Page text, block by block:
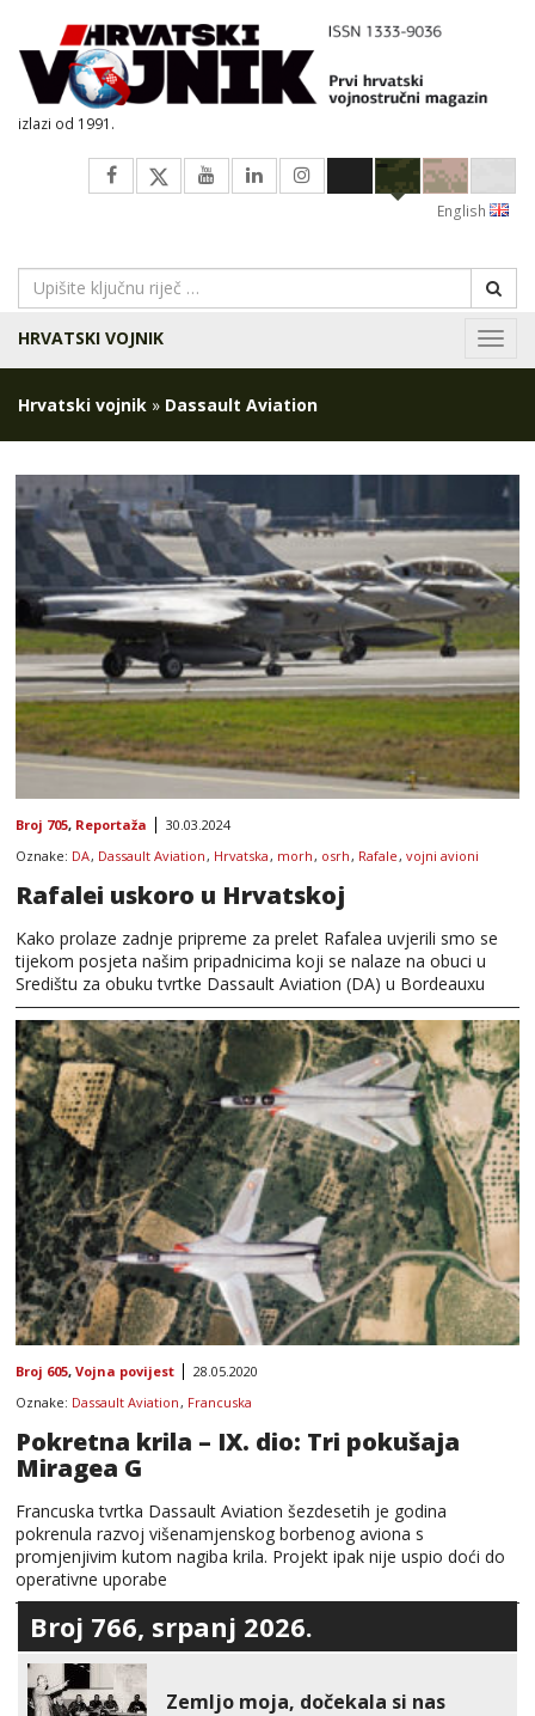
izlazi od 1991.
English
HRVATSKI VOJNIK
Hrvatski vojnik » Dassault Aviation
Broj 705, Reportaža
30.03.2024
Oznake: DA, Dassault Aviation, Hrvatska, morh, osrh, Rafale, vojni avioni
Rafalei uskoro u Hrvatskoj
Kako prolaze zadnje pripreme za prelet Rafalea uvjerili smo se
tijekom posjeta našim pripadnicima koji se nalaze na obuci u
Središtu za obuku tvrtke Dassault Aviation (DA) u Bordeauxu
Broj 605, Vojna povijest
28.05.2020
Oznake: Dassault Aviation , Francuska
Pokretna krila – IX. dio: Tri pokušaja
Miragea G
Francuska tvrtka Dassault Aviation šezdesetih je godina
pokrenula razvoj višenamjenskog borbenog aviona s
promjenjivim kutom nagiba krila. Projekt ipak nije uspio doći do
operativne uporabe
Broj 766, srpanj 2026.
Zemljo moja, dočekala si nas